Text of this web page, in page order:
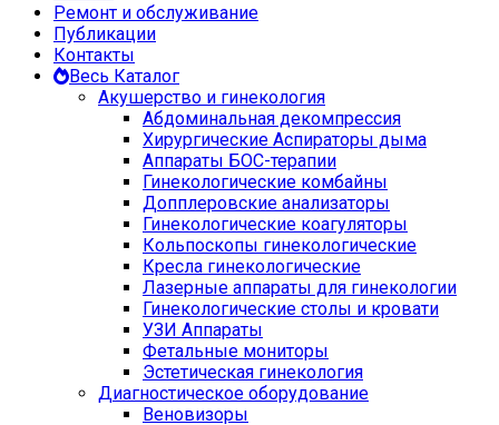
Ремонт и обслуживание
Публикации
Контакты
Весь Каталог
Акушерство и гинекология
Абдоминальная декомпрессия
Хирургические Аспираторы дыма
Аппараты БОС-терапии
Гинекологические комбайны
Допплеровские анализаторы
Гинекологические коагуляторы
Кольпоскопы гинекологические
Кресла гинекологические
Лазерные аппараты для гинекологии
Гинекологические столы и кровати
УЗИ Аппараты
Фетальные мониторы
Эстетическая гинекология
Диагностическое оборудование
Веновизоры